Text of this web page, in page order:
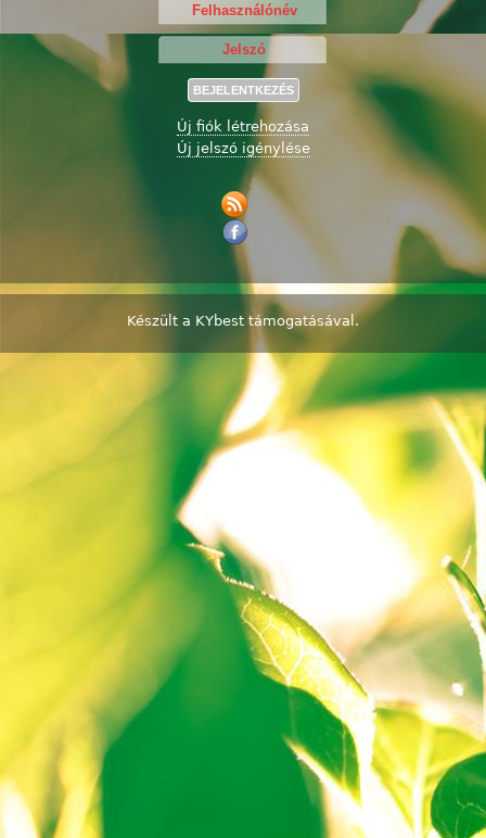
Új fiók létrehozása
Új jelszó igénylése
Készült a KYbest támogatásával.